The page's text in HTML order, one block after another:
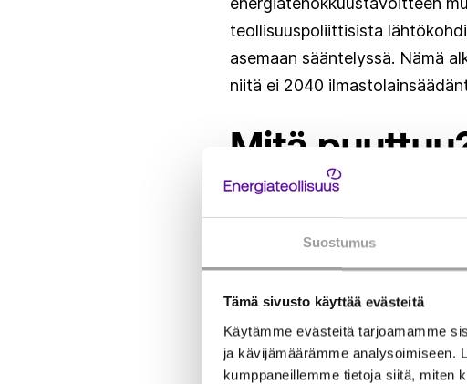
Suostumus
Tämä sivusto käyttää evästeitä
Käytämme evästeitä tarjoamamme
ja kävijämäärämme analysoimiseen.
kumppaneillemme tietoja siitä, miten
teollisuuspoliittisista
asemaan sääntelyssä. Nämä
niitä ei 2040
Mitä
ympäristöpolitiikassa on kova
Kannustamme miettimään